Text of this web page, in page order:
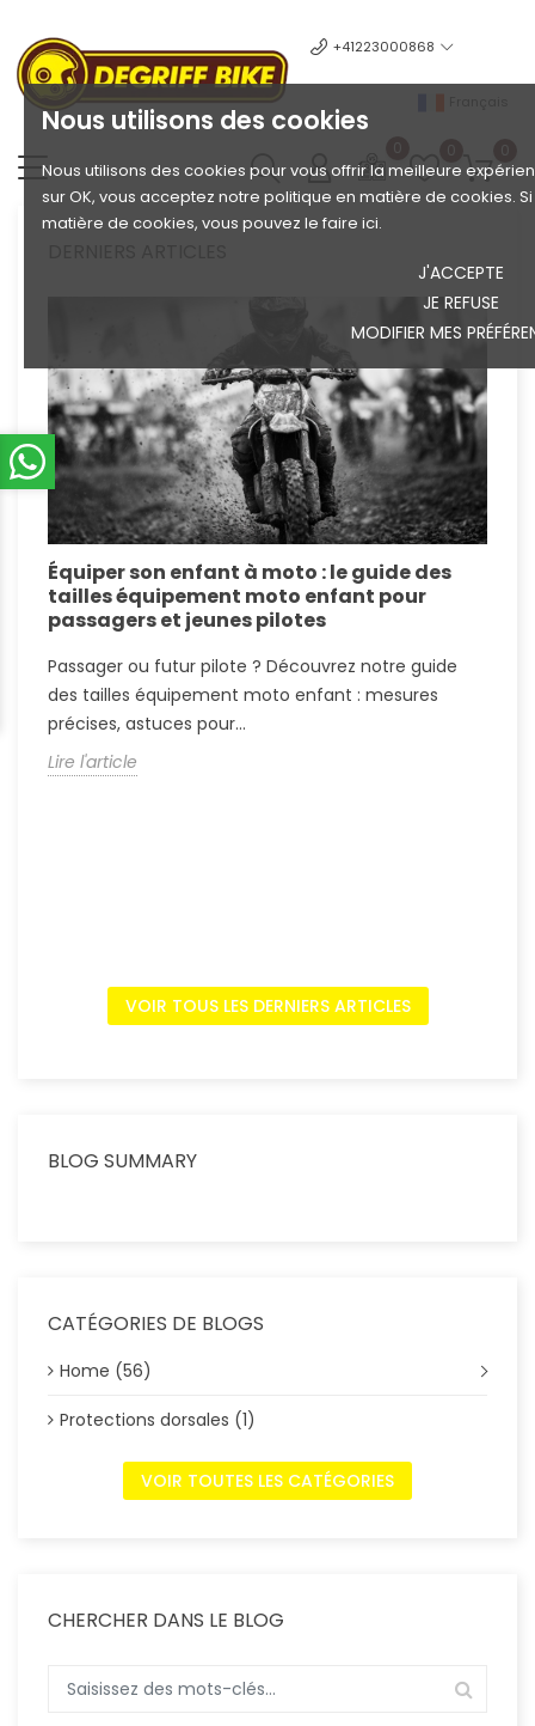
Nous utilisons des cookies
Nous utilisons des cookies pour vous offrir la meilleure
sur OK, vous acceptez notre politique en matière de cookies.
matière de cookies, vous pouvez le faire ici.
J'ACCEPTE
JE REFUSE
MODIFIER MES
+41223000868
Équiper son enfant à moto : le guide des
tailles équipement moto enfant pour
passagers et jeunes pilotes
Passager ou futur pilote ? Découvrez notre guide
des tailles équipement moto enfant : mesures
précises, astuces pour...
Lire l'article
VOIR TOUS LES DERNIERS ARTICLES
BLOG SUMMARY
CATÉGORIES DE BLOGS
Home (56)
Protections dorsales (1)
VOIR TOUTES LES CATÉGORIES
CHERCHER DANS LE BLOG